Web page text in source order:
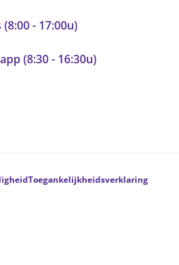
- 17:00u)
(8:30 - 16:30u)
Toegankelijkheidsverklaring